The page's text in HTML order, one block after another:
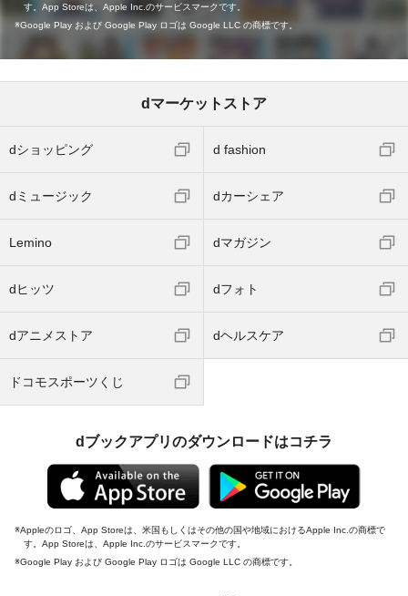
す。App Storeは、Apple Inc.のサービスマークです。
Google Play および Google Play ロゴは Google LLC の商標です。
dマーケットストア
dショッピング d fashion
dミュージック dカーシェア
Lemino dマガジン
dヒッツ dフォト
dアニメストア dヘルスケア
ドコモスポーツくじ
dブックアプリのダウンロードはコチラ
Appleのロゴ、App Storeは、米国もしくはその他の国や地域におけるApple Inc.の商標で
す。App Storeは、Apple Inc.のサービスマークです。
Google Play および Google Play ロゴは Google LLC の商標です。